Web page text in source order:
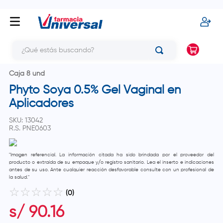
Caja 8 und
Phyto Soya 0.5% Gel Vaginal en
Aplicadores
SKU: 13042
R.S. PNE0603
"Imagen referencial. La información citada ha sido brindada por el proveedor del
producto o extraída de su empaque y/o registro sanitario. Lea el inserto e indicaciones
antes de su uso. Ante cualquier reacción desfavorable consulte con un profesional de
la salud."
☆ ☆ ☆ ☆ ☆ (0)
s/ 90.16